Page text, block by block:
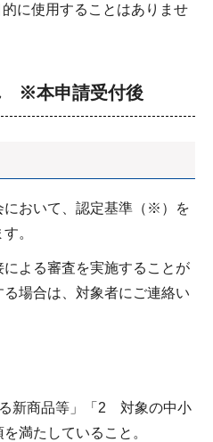
に使用することはありませ
※本申請受付後
において、認定基準（※）を
。
よる審査を実施することが
場合は、対象者にご連絡い
新商品等」「2 対象の中小
満たしていること。